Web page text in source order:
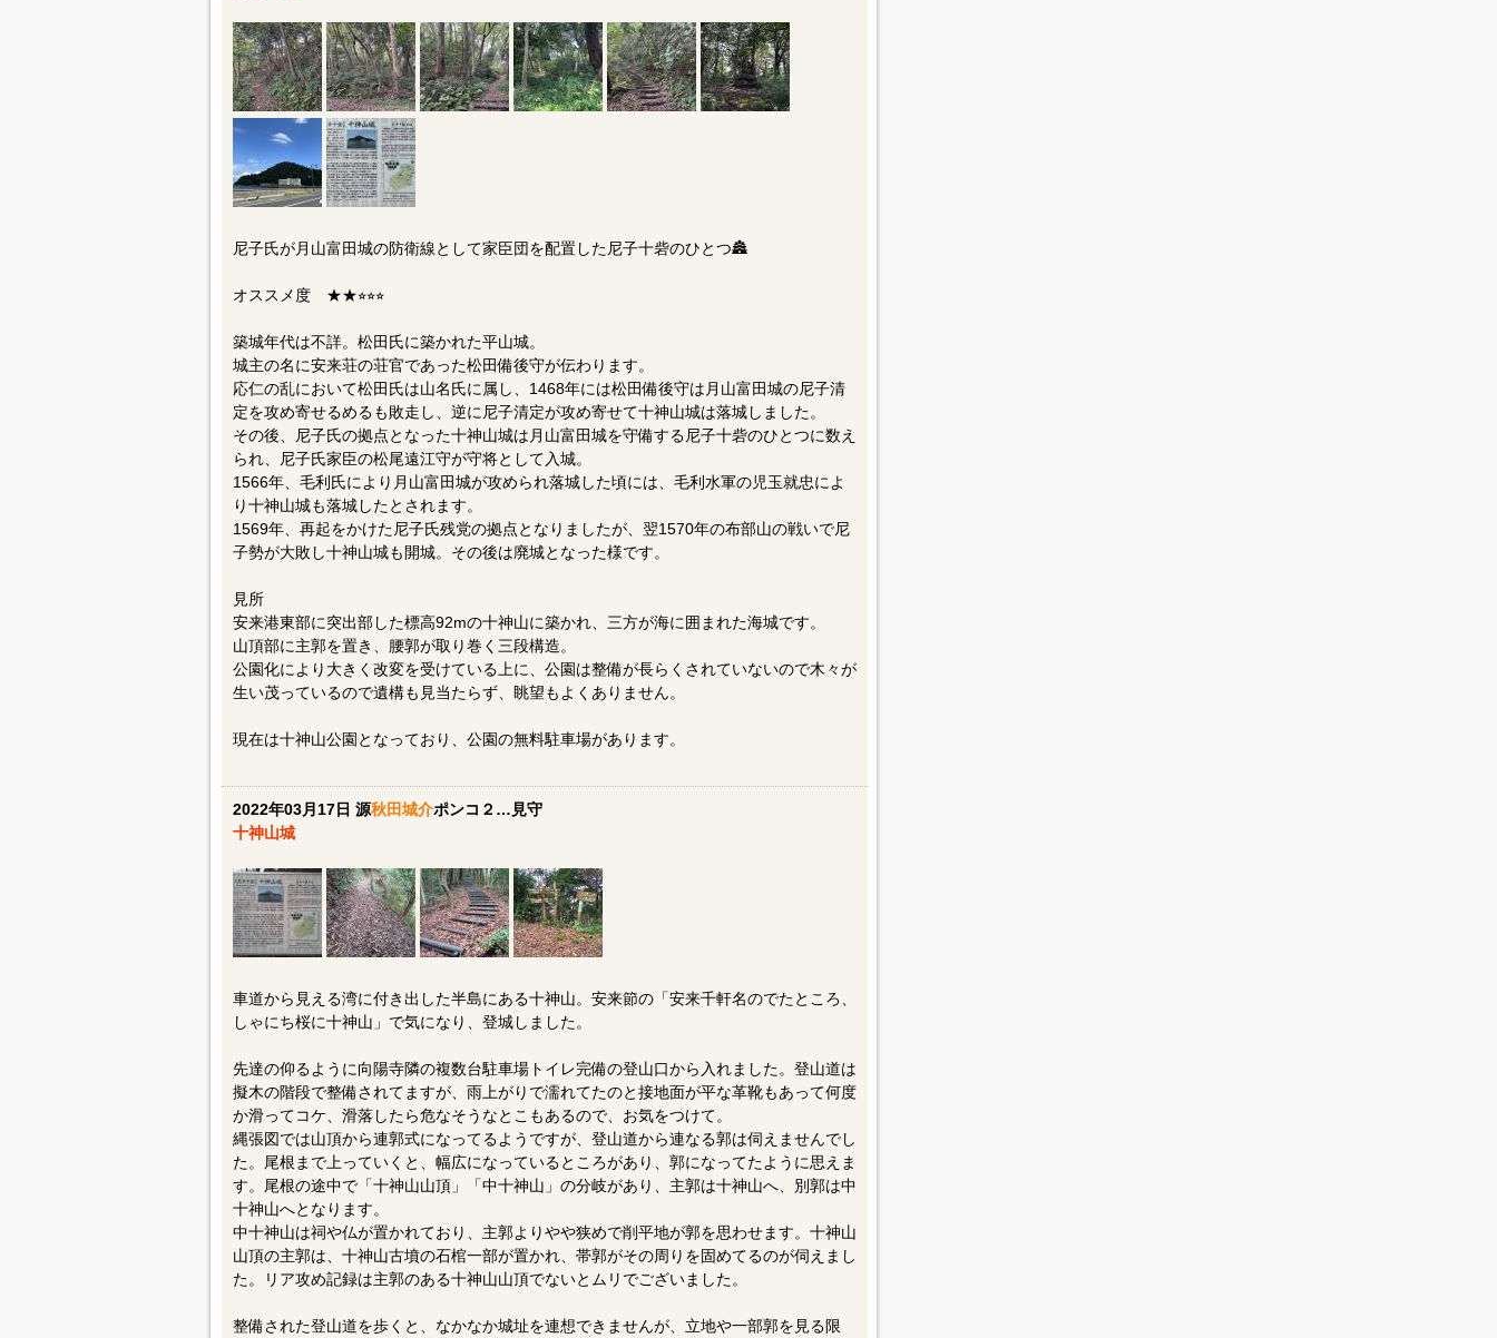
尼子氏が月山富田城の防衛線として家臣団を配置した尼子十砦のひとつ🏯
オススメ度 ★★⭐︎⭐︎⭐︎
築城年代は不詳。松田氏に築かれた平山城。
城主の名に安来荘の荘官であった松田備後守が伝わります。
応仁の乱において松田氏は山名氏に属し、1468年には松田備後守は月山富田城の尼子清
定を攻め寄せるめるも敗走し、逆に尼子清定が攻め寄せて十神山城は落城しました。
その後、尼子氏の拠点となった十神山城は月山富田城を守備する尼子十砦のひとつに数え
られ、尼子氏家臣の松尾遠江守が守将として入城。
1566年、毛利氏により月山富田城が攻められ落城した頃には、毛利水軍の児玉就忠によ
り十神山城も落城したとされます。
1569年、再起をかけた尼子氏残党の拠点となりましたが、翌1570年の布部山の戦いで尼
子勢が大敗し十神山城も開城。その後は廃城となった様です。
見所
安来港東部に突出部した標高92mの十神山に築かれ、三方が海に囲まれた海城です。
山頂部に主郭を置き、腰郭が取り巻く三段構造。
公園化により大きく改変を受けている上に、公園は整備が長らくされていないので木々が
生い茂っているので遺構も見当たらず、眺望もよくありません。
現在は十神山公園となっており、公園の無料駐車場があります。
2022年03月17日 源秋田城介ポンコ２…見守
十神山城
車道から見える湾に付き出した半島にある十神山。安来節の「安来千軒名のでたところ、
しゃにち桜に十神山」で気になり、登城しました。
先達の仰るように向陽寺隣の複数台駐車場トイレ完備の登山口から入れました。登山道は
擬木の階段で整備されてますが、雨上がりで濡れてたのと接地面が平な革靴もあって何度
か滑ってコケ、滑落したら危なそうなとこもあるので、お気をつけて。
縄張図では山頂から連郭式になってるようですが、登山道から連なる郭は伺えませんでし
た。尾根まで上っていくと、幅広になっているところがあり、郭になってたように思えま
す。尾根の途中で「十神山山頂」「中十神山」の分岐があり、主郭は十神山へ、別郭は中
十神山へとなります。
中十神山は祠や仏が置かれており、主郭よりやや狭めで削平地が郭を思わせます。十神山
山頂の主郭は、十神山古墳の石棺一部が置かれ、帯郭がその周りを固めてるのが伺えまし
た。リア攻め記録は主郭のある十神山山頂でないとムリでございました。
整備された登山道を歩くと、なかなか城址を連想できませんが、立地や一部郭を見る限